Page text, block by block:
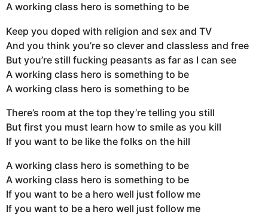
A working class hero is something to be
Keep you doped with religion and sex and TV
And you think you’re so clever and classless and free
But you’re still fucking peasants as far as I can see
A working class hero is something to be
A working class hero is something to be
There’s room at the top they’re telling you still
But first you must learn how to smile as you kill
If you want to be like the folks on the hill
A working class hero is something to be
A working class hero is something to be
If you want to be a hero well just follow me
If you want to be a hero well just follow me